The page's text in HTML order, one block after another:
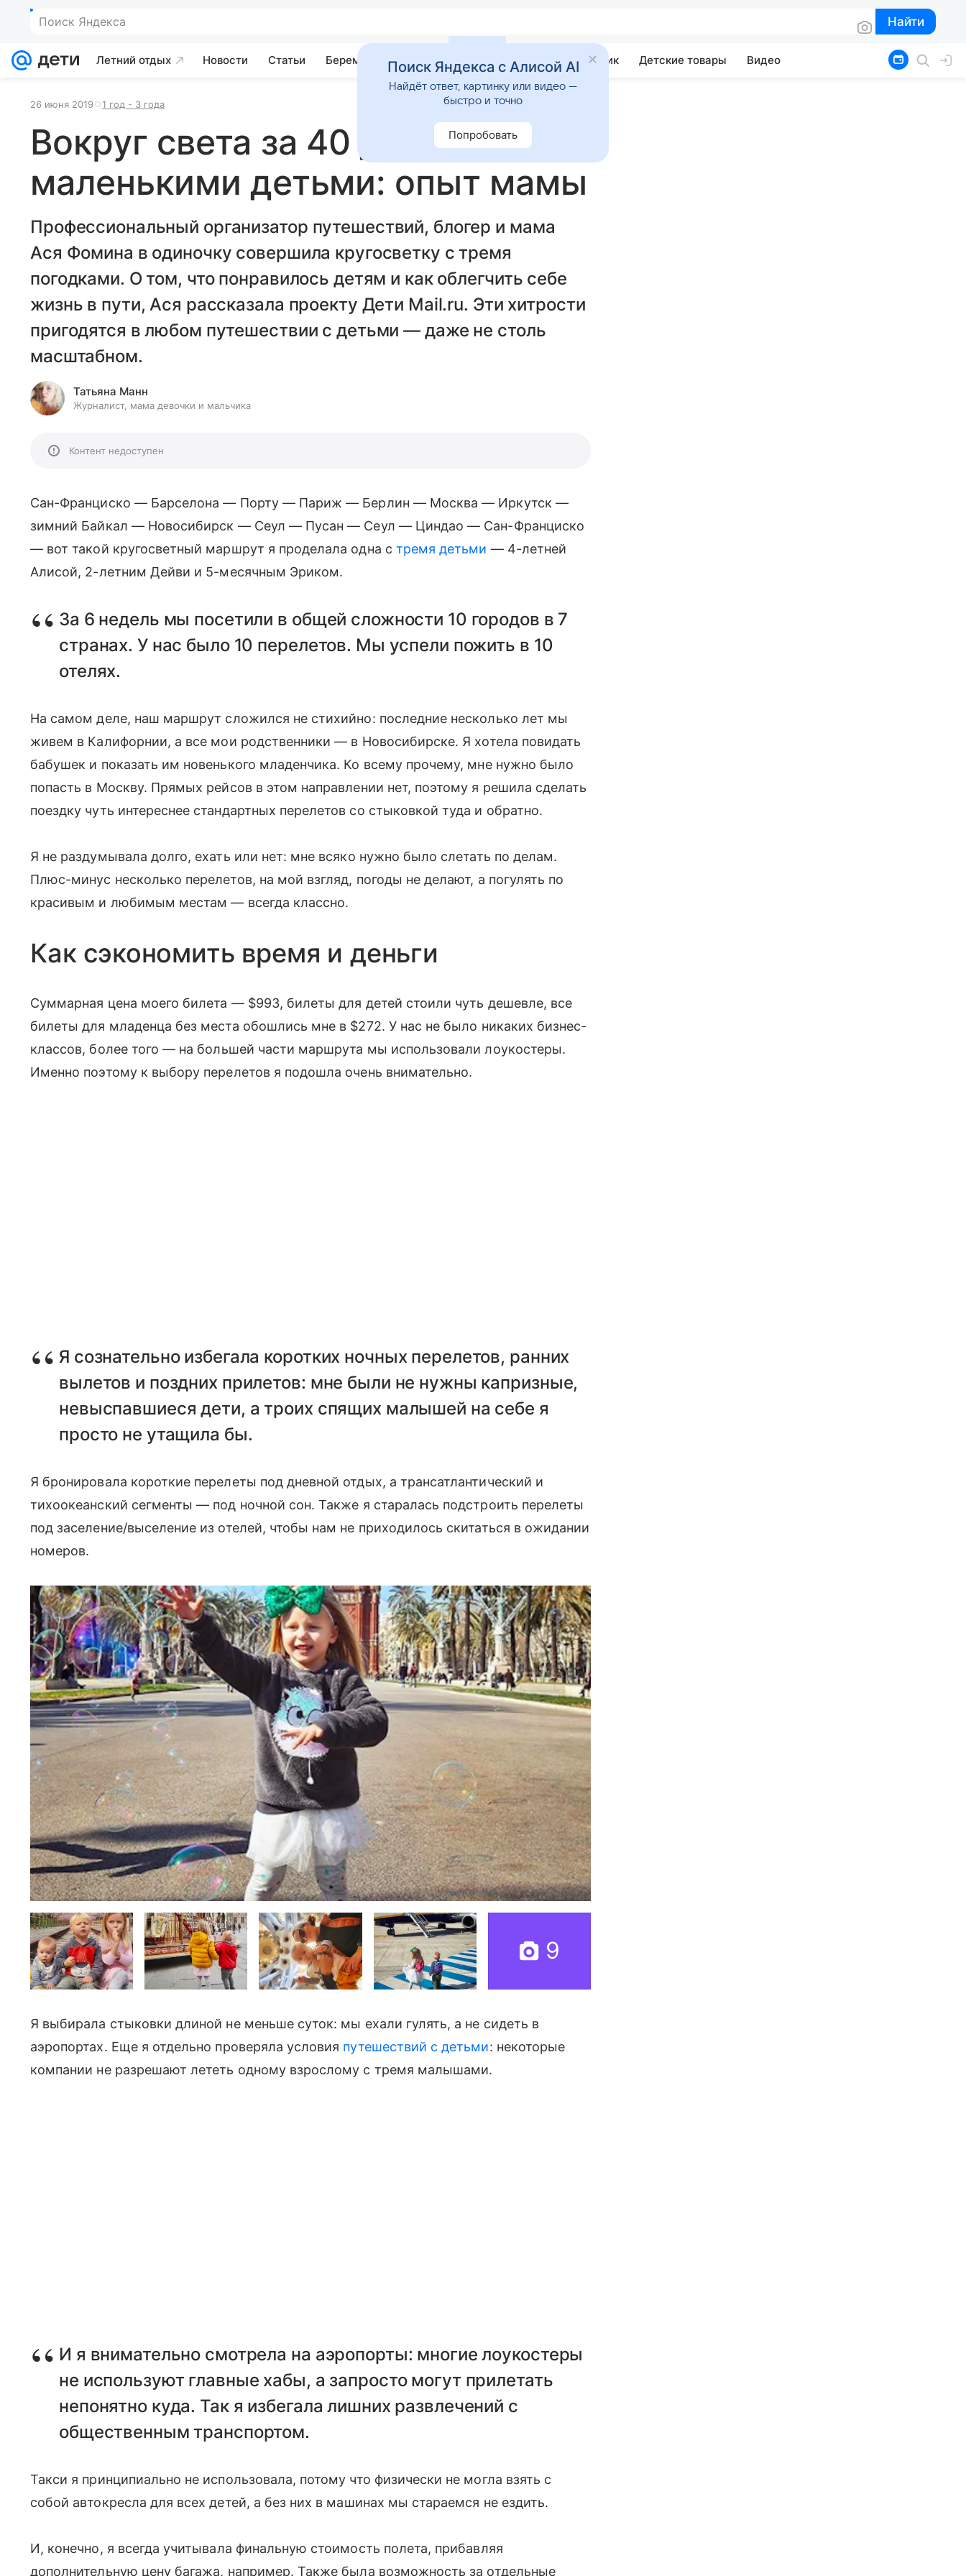
Поиск Яндекса Найти
Найти
Летний отдых Новости Статьи Беременность Развитие Почемучка Учебник Детские товары Видео
26 июня 2019 1 год - 3 года
Вокруг света за 40 дней с тремя
маленькими детьми: опыт мамы
Профессиональный организатор путешествий, блогер и мама
Ася Фомина в одиночку совершила кругосветку с тремя
погодками. О том, что понравилось детям и как облегчить себе
жизнь в пути, Ася рассказала проекту Дети Mail.ru. Эти хитрости
пригодятся в любом путешествии с детьми — даже не столь
масштабном.
Татьяна Манн
Журналист, мама девочки и мальчика
Контент недоступен
Сан-Франциско — Барселона — Порту — Париж — Берлин — Москва — Иркутск —
зимний Байкал — Новосибирск — Сеул — Пусан — Сеул — Циндао — Сан-Франциско
— вот такой кругосветный маршрут я проделала одна с тремя детьми — 4-летней
Алисой, 2-летним Дейви и 5-месячным Эриком.
За 6 недель мы посетили в общей сложности 10 городов в 7
странах. У нас было 10 перелетов. Мы успели пожить в 10
отелях.
На самом деле, наш маршрут сложился не стихийно: последние несколько лет мы
живем в Калифорнии, а все мои родственники — в Новосибирске. Я хотела повидать
бабушек и показать им новенького младенчика. Ко всему прочему, мне нужно было
попасть в Москву. Прямых рейсов в этом направлении нет, поэтому я решила сделать
поездку чуть интереснее стандартных перелетов со стыковкой туда и обратно.
Я не раздумывала долго, ехать или нет: мне всяко нужно было слетать по делам.
Плюс-минус несколько перелетов, на мой взгляд, погоды не делают, а погулять по
красивым и любимым местам — всегда классно.
Как сэкономить время и деньги
Суммарная цена моего билета — $993, билеты для детей стоили чуть дешевле, все
билеты для младенца без места обошлись мне в $272. У нас не было никаких бизнес-
классов, более того — на большей части маршрута мы использовали лоукостеры.
Именно поэтому к выбору перелетов я подошла очень внимательно.
Я сознательно избегала коротких ночных перелетов, ранних
вылетов и поздних прилетов: мне были не нужны капризные,
невыспавшиеся дети, а троих спящих малышей на себе я
просто не утащила бы.
Я бронировала короткие перелеты под дневной отдых, а трансатлантический и
тихоокеанский сегменты — под ночной сон. Также я старалась подстроить перелеты
под заселение/выселение из отелей, чтобы нам не приходилось скитаться в ожидании
номеров.
9
Я выбирала стыковки длиной не меньше суток: мы ехали гулять, а не сидеть в
аэропортах. Еще я отдельно проверяла условия путешествий с детьми: некоторые
компании не разрешают лететь одному взрослому с тремя малышами.
И я внимательно смотрела на аэропорты: многие лоукостеры
не используют главные хабы, а запросто могут прилетать
непонятно куда. Так я избегала лишних развлечений с
общественным транспортом.
Такси я принципиально не использовала, потому что физически не могла взять с
собой автокресла для всех детей, а без них в машинах мы стараемся не ездить.
И, конечно, я всегда учитывала финальную стоимость полета, прибавляя
дополнительную цену багажа, например. Также была возможность за отдельные
Поиск Яндекса с Алисой AI
Найдёт ответ, картинку или видео —
быстро и точно
Попробовать